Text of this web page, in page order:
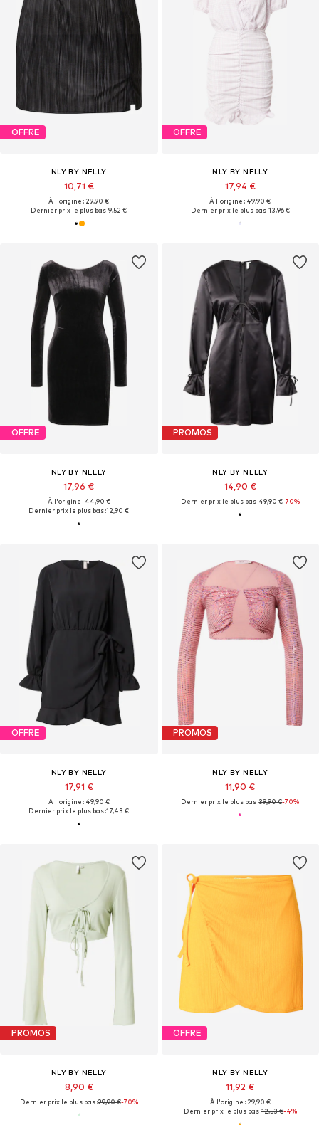
OFFRE
NLY BY NELLY
10,71 €
À l'origine : 29,90 €
Dernier prix le plus bas :9,52 €
OFFRE
NLY BY NELLY
17,94 €
À l'origine : 49,90 €
Dernier prix le plus bas :13,96 €
OFFRE
NLY BY NELLY
17,96 €
À l'origine : 44,90 €
Dernier prix le plus bas :12,90 €
PROMOS
NLY BY NELLY
14,90 €
Dernier prix le plus bas :49,90 €-70%
OFFRE
NLY BY NELLY
17,91 €
À l'origine : 49,90 €
Dernier prix le plus bas :17,43 €
PROMOS
NLY BY NELLY
11,90 €
Dernier prix le plus bas :39,90 €-70%
PROMOS
NLY BY NELLY
8,90 €
Dernier prix le plus bas :29,90 €-70%
OFFRE
NLY BY NELLY
11,92 €
À l'origine : 29,90 €
Dernier prix le plus bas :12,53 €-4%